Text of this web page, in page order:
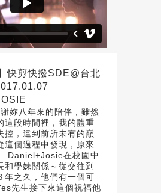
快剪快撥SDE@台北
妳八年來的陪伴，雖然
這段時間裡，我的體重
控，達到前所未有的巔
這個過程中發現，原來
Daniel+Josie在校園中
和學妹關係～從交往到
年之久，他們有一個可
先生接下來這個祝福他